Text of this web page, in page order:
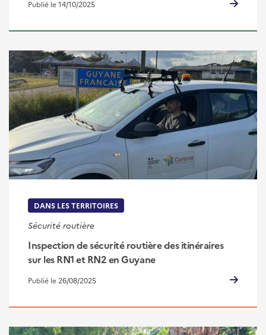
Publié le 14/10/2025
DANS LES TERRITOIRES
Sécurité routière
Inspection de sécurité routière des itinéraires
sur les RN1 et RN2 en Guyane
Publié le 26/08/2025